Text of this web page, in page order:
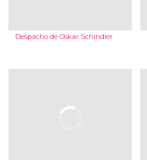
Despacho de Oskar Schindler